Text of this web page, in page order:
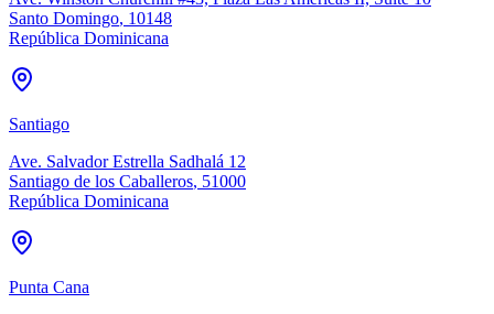
Santo Domingo, 10148
República Dominicana
Santiago
Ave. Salvador Estrella Sadhalá 12
Santiago de los Caballeros, 51000
República Dominicana
Punta Cana